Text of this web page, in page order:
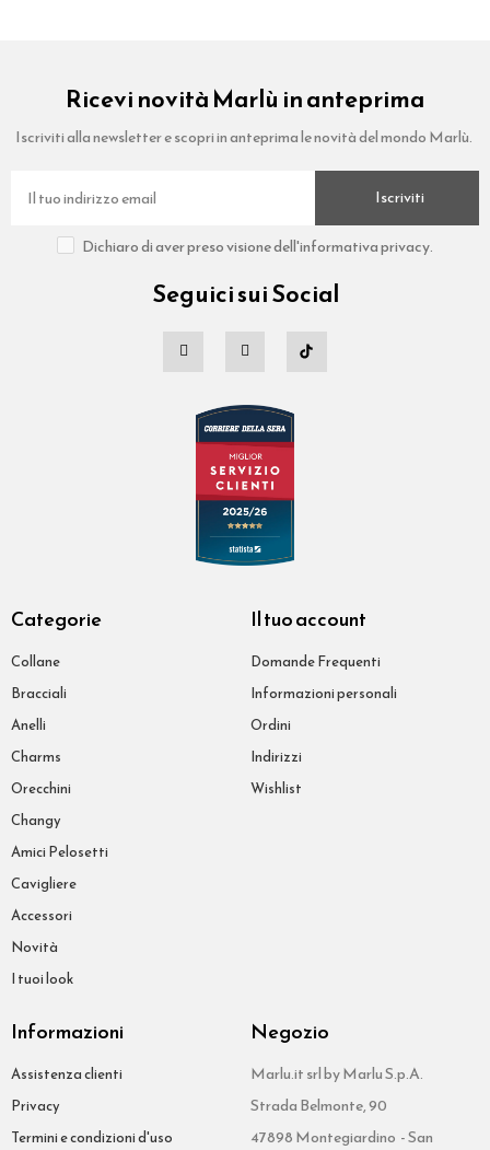
Ricevi novità Marlù in anteprima
Iscriviti alla newsletter e scopri in anteprima le novità del mondo Marlù.
Iscriviti
Dichiaro di aver preso visione dell'informativa privacy.
Seguici sui Social
Categorie
Collane
Bracciali
Anelli
Charms
Orecchini
Changy
Amici Pelosetti
Cavigliere
Accessori
Novità
I tuoi look
Il tuo account
Domande Frequenti
Informazioni personali
Ordini
Indirizzi
Wishlist
Informazioni
Assistenza clienti
Privacy
Termini e condizioni d'uso
Negozio
Marlu.it srl by Marlu S.p.A.
Strada Belmonte, 90
47898 Montegiardino - San